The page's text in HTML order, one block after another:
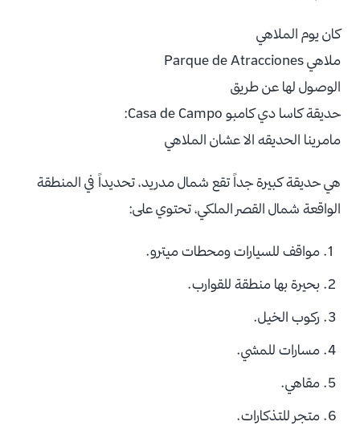
كان يوم الملاهي
ملاهي Parque de Atracciones
الوصول لها عن طريق
حديقة كاسا دي كامبو Casa de Campo:
مامرينا الحديقه الا عشان الملاهي
هي حديقة كبيرة جداً تقع شمال مدريد، تحديداً في المنطقة
الواقعة شمال القصر الملكي، تحتوي على:
مواقف للسيارات ومحطات ميترو.
بحيرة بها منطقة للقوارب.
ركوب الخيل.
مسارات للمشي.
مقاهي.
متجر للتذكارات.